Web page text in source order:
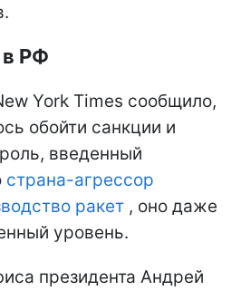
в РФ
York Times сообщило,
обойти санкции и
введенный
страна-агрессор
ракет , оно даже
уровень.
президента Андрей